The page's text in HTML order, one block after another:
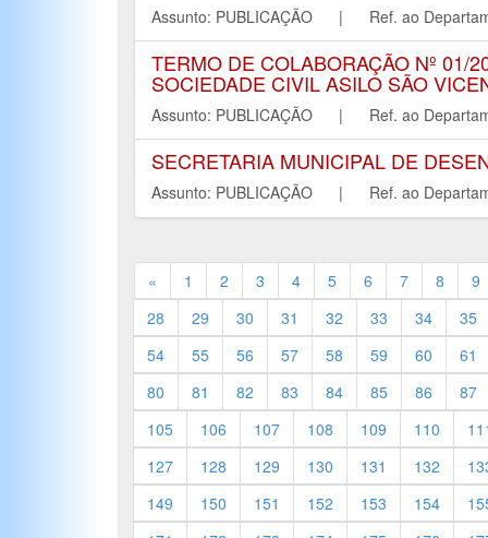
Assunto: PUBLICAÇÃO | Ref. ao
TERMO DE COLABORAÇÃO Nº 01/
SOCIEDADE CIVIL ASILO SÃO
Assunto: PUBLICAÇÃO | Ref. ao
SECRETARIA MUNICIPAL DE
Assunto: PUBLICAÇÃO | Ref. ao
« 1 2 3 4 5 6 7 8 9
28
29 30 31 32 33 34 35
54
55 56 57 58 59 60 61
80
81 82 83 84 85 86 87
105
106 107 108 109 110
127
128 129 130 131 132
149
150 151 152 153 154